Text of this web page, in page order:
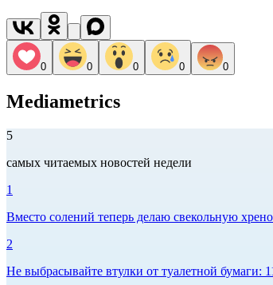
0 0 0 0 0
Mediametrics
5
самых читаемых новостей недели
1
Вместо солений теперь делаю свекольную
2
Не выбрасывайте втулки от туалетной бумаги: